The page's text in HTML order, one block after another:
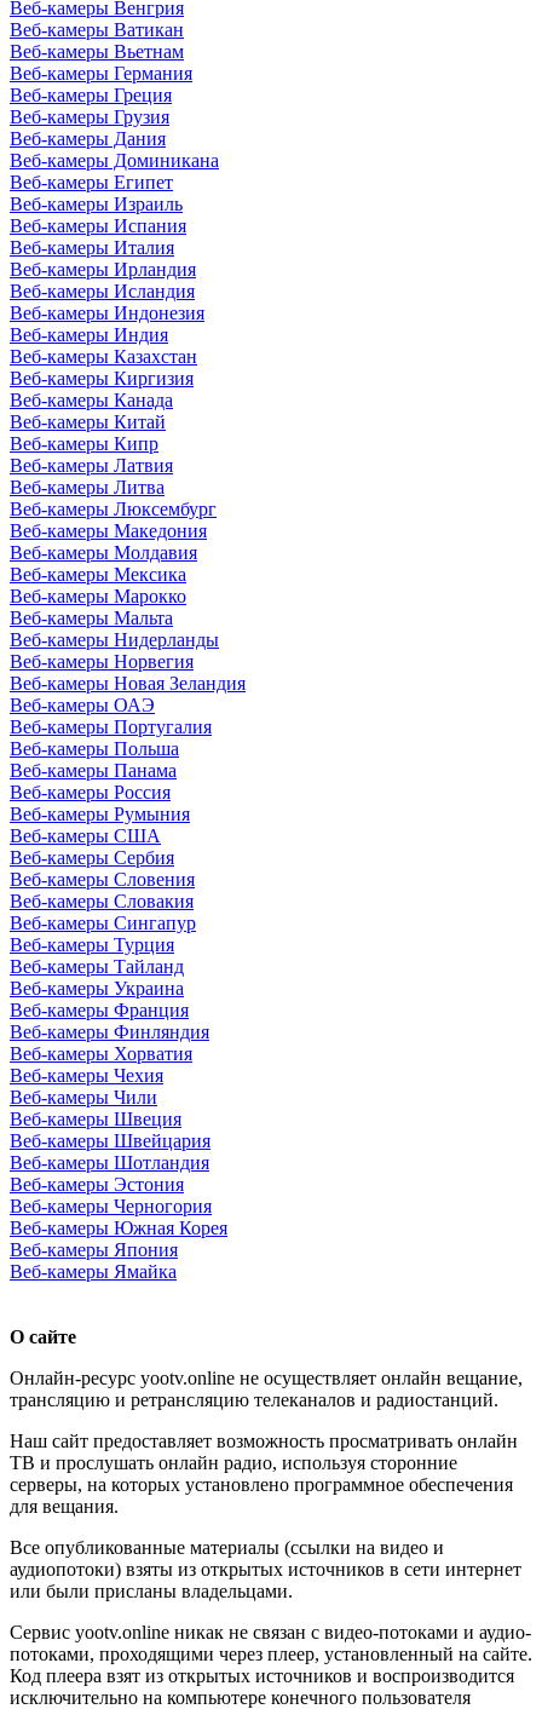
Веб-камеры Венгрия
Веб-камеры Ватикан
Веб-камеры Вьетнам
Веб-камеры Германия
Веб-камеры Греция
Веб-камеры Грузия
Веб-камеры Дания
Веб-камеры Доминикана
Веб-камеры Египет
Веб-камеры Израиль
Веб-камеры Испания
Веб-камеры Италия
Веб-камеры Ирландия
Веб-камеры Исландия
Веб-камеры Индонезия
Веб-камеры Индия
Веб-камеры Казахстан
Веб-камеры Киргизия
Веб-камеры Канада
Веб-камеры Китай
Веб-камеры Кипр
Веб-камеры Латвия
Веб-камеры Литва
Веб-камеры Люксембург
Веб-камеры Македония
Веб-камеры Молдавия
Веб-камеры Мексика
Веб-камеры Марокко
Веб-камеры Мальта
Веб-камеры Нидерланды
Веб-камеры Норвегия
Веб-камеры Новая Зеландия
Веб-камеры ОАЭ
Веб-камеры Португалия
Веб-камеры Польша
Веб-камеры Панама
Веб-камеры Россия
Веб-камеры Румыния
Веб-камеры США
Веб-камеры Сербия
Веб-камеры Словения
Веб-камеры Словакия
Веб-камеры Сингапур
Веб-камеры Турция
Веб-камеры Тайланд
Веб-камеры Украина
Веб-камеры Франция
Веб-камеры Финляндия
Веб-камеры Хорватия
Веб-камеры Чехия
Веб-камеры Чили
Веб-камеры Швеция
Веб-камеры Швейцария
Веб-камеры Шотландия
Веб-камеры Эстония
Веб-камеры Черногория
Веб-камеры Южная Корея
Веб-камеры Япония
Веб-камеры Ямайка
О сайте
Онлайн-ресурс yootv.online не осуществляет онлайн вещание,
трансляцию и ретрансляцию телеканалов и радиостанций.
Наш сайт предоставляет возможность просматривать онлайн
ТВ и прослушать онлайн радио, используя сторонние
серверы, на которых установлено программное обеспечения
для вещания.
Все опубликованные материалы (ссылки на видео и
аудиопотоки) взяты из открытых источников в сети интернет
или были присланы владельцами.
Сервис yootv.online никак не связан с видео-потоками и аудио-
потоками, проходящими через плеер, установленный на сайте.
Код плеера взят из открытых источников и воспроизводится
исключительно на компьютере конечного пользователя